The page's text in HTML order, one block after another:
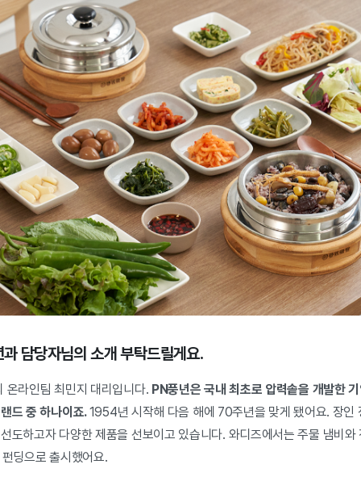
담당자님의 소개 부탁드릴게요.
온라인팀 최민지 대리입니다. PN풍년은 국내 최초로 압력솥을 개발한
드 중 하나이죠.1954년 시작해 다음 해에 70주년을 맞게 됐어요. 장인
도하고자 다양한 제품을 선보이고 있습니다. 와디즈에서는 주물 냄비
딩으로 출시했어요.